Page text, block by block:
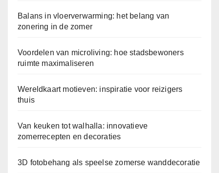
Balans in vloerverwarming: het belang van
zonering in de zomer
Voordelen van microliving: hoe stadsbewoners
ruimte maximaliseren
Wereldkaart motieven: inspiratie voor reizigers
thuis
Van keuken tot walhalla: innovatieve
zomerrecepten en decoraties
3D fotobehang als speelse zomerse wanddecoratie